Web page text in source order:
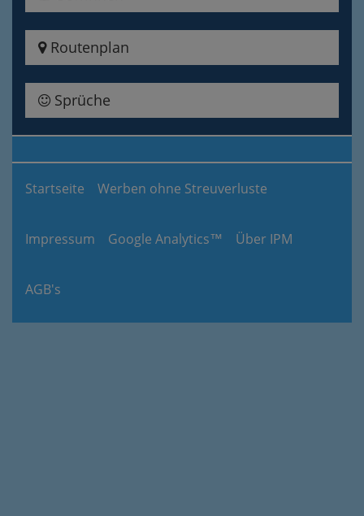
Routenplan
Sprüche
Startseite Werben ohne Streuverluste
Impressum Google Analytics™ Über IPM
AGB's